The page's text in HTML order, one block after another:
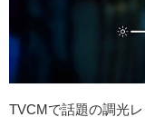
TVCMで話題の調光レ